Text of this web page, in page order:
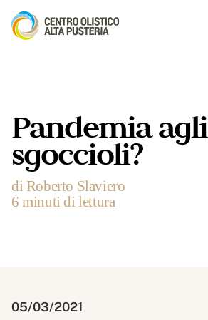
Pandemia agli
sgoccioli?
di Roberto Slaviero
6 minuti di lettura
05/03/2021